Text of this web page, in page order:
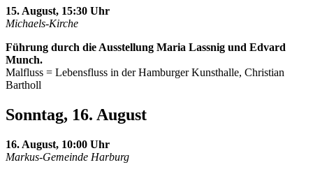
15. August, 15:30 Uhr
Michaels-Kirche
Führung durch die Ausstellung Maria Lassnig und Edvard
Munch.
Malfluss = Lebensfluss in der Hamburger Kunsthalle, Christian
Bartholl
Sonntag, 16. August
16. August, 10:00 Uhr
Markus-Gemeinde Harburg